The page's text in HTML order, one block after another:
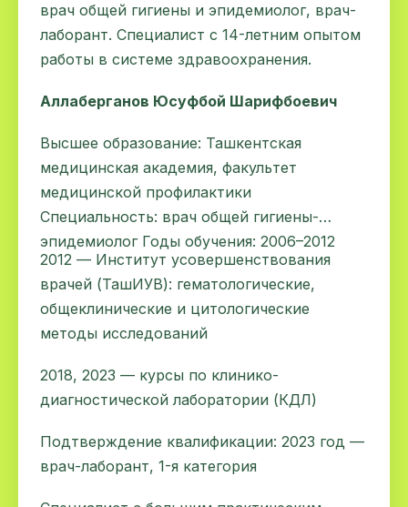
врач общей гигиены и эпидемиолог, врач-
лаборант. Специалист с 14-летним опытом
работы в системе здравоохранения.
Аллаберганов Юсуфбой Шарифбоевич
Высшее образование: Ташкентская
медицинская академия, факультет
медицинской профилактики
Специальность: врач общей гигиены-
эпидемиолог Годы обучения: 2006–2012
2012 — Институт усовершенствования
врачей (ТашИУВ): гематологические,
общеклинические и цитологические
методы исследований
2018, 2023 — курсы по клинико-
диагностической лаборатории (КДЛ)
Подтверждение квалификации: 2023 год —
врач-лаборант, 1-я категория